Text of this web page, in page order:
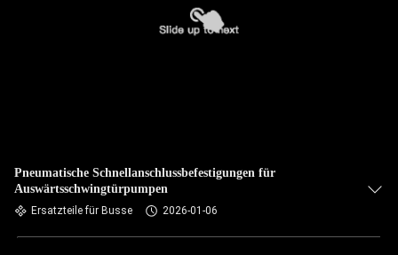
Pneumatische Schnellanschlussbefestigungen für
Auswärtsschwingtürpumpen
Ersatzteile für Busse 2026-01-06